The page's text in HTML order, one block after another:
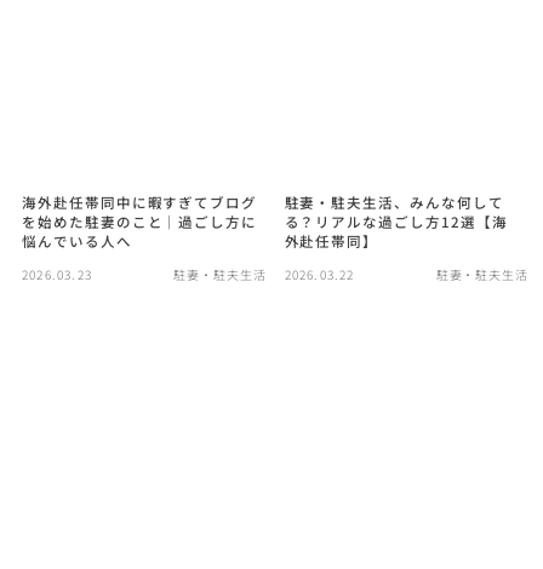
海外赴任帯同中に暇すぎてブログ
を始めた駐妻のこと｜過ごし方に
悩んでいる人へ
2026.03.23 駐妻・駐夫生活
駐妻・駐夫生活、みんな何して
る？リアルな過ごし方12選【海
外赴任帯同】
2026.03.22 駐妻・駐夫生活